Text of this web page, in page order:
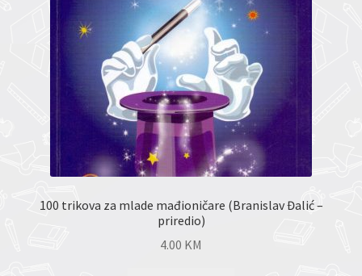
100 trikova za mlade mađioničare (Branislav Đalić –
priredio)
4.00 KM